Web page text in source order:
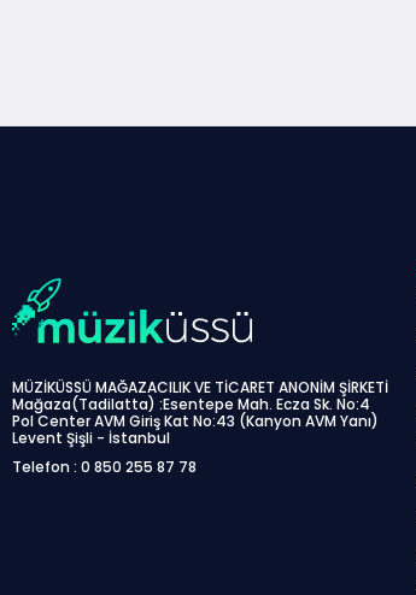
MÜZİKÜSSÜ MAĞAZACILIK VE TİCARET ANONİM ŞİRKETİ
Mağaza(Tadilatta) :Esentepe Mah. Ecza Sk. No:4
Pol Center AVM Giriş Kat No:43 (Kanyon AVM Yanı)
Levent Şişli - İstanbul
Telefon : 0 850 255 87 78